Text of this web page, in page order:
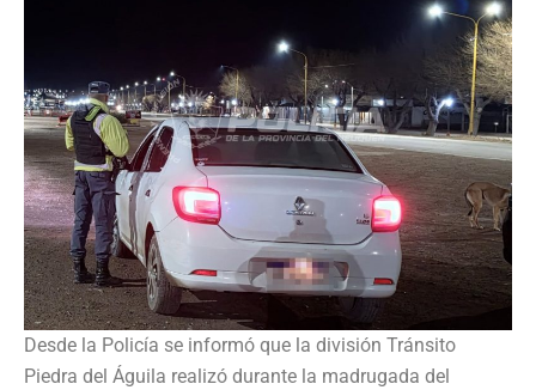
Desde la Policía se informó que la división Tránsito
Piedra del Águila realizó durante la madrugada del